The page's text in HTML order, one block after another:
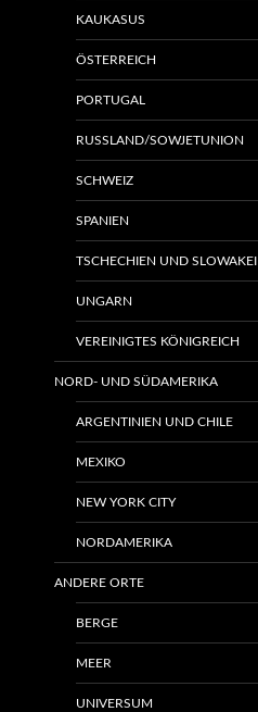
KAUKASUS
ÖSTERREICH
PORTUGAL
RUSSLAND/SOWJETUNION
SCHWEIZ
SPANIEN
TSCHECHIEN UND SLOWAKEI
UNGARN
VEREINIGTES KÖNIGREICH
NORD- UND SÜDAMERIKA
ARGENTINIEN UND CHILE
MEXIKO
NEW YORK CITY
NORDAMERIKA
ANDERE ORTE
BERGE
MEER
UNIVERSUM